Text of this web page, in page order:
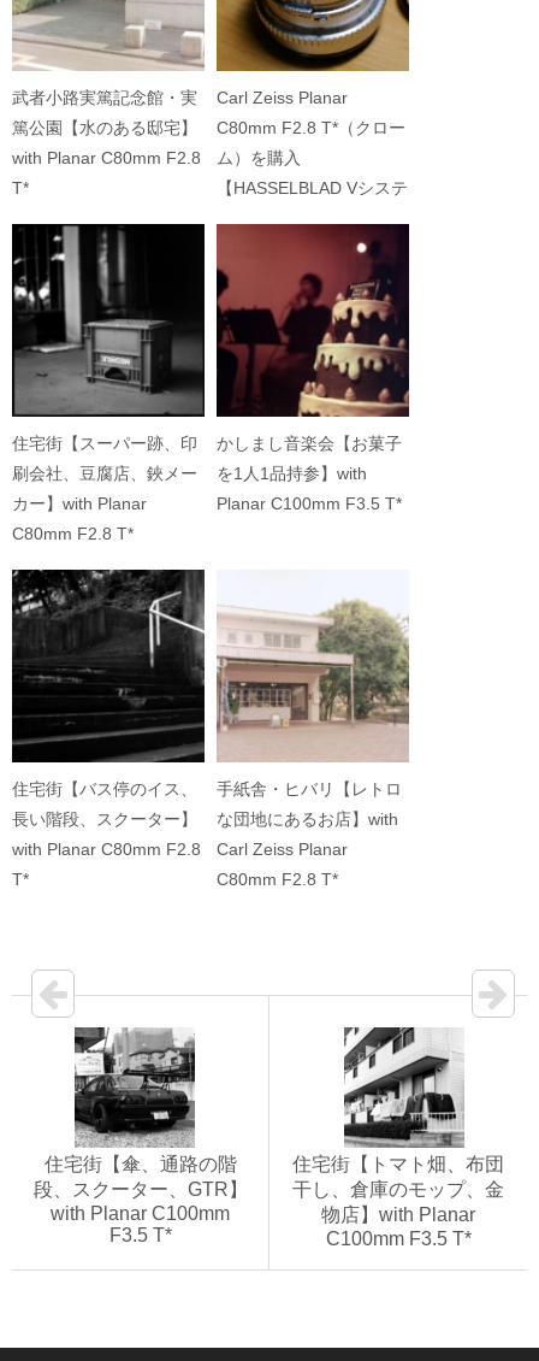
武者小路実篤記念館・実
篤公園【水のある邸宅】
with Planar C80mm F2.8
T*
Carl Zeiss Planar
C80mm F2.8 T*（クロー
ム）を購入
【HASSELBLAD Vシステ
住宅街【スーパー跡、印
刷会社、豆腐店、鋏メー
カー】with Planar
C80mm F2.8 T*
かしまし音楽会【お菓子
を1人1品持参】with
Planar C100mm F3.5 T*
住宅街【バス停のイス、
長い階段、スクーター】
with Planar C80mm F2.8
T*
手紙舎・ヒバリ【レトロ
な団地にあるお店】with
Carl Zeiss Planar
C80mm F2.8 T*
住宅街【傘、通路の階
段、スクーター、GTR】
with Planar C100mm
F3.5 T*
住宅街【トマト畑、布団
干し、倉庫のモップ、金
物店】with Planar
C100mm F3.5 T*